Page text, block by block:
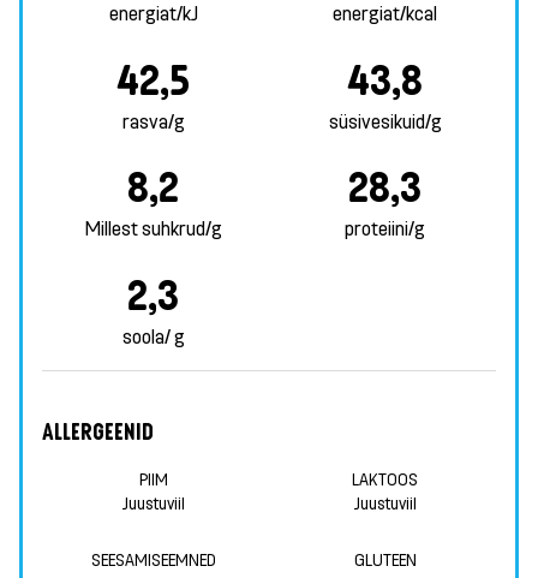
energiat/kJ energiat/kcal
42,5
rasva/g
43,8
süsivesikuid/g
8,2
Millest suhkrud/g
28,3
proteiini/g
2,3
soola/ g
ALLERGEENID
PIIM
Juustuviil
LAKTOOS
Juustuviil
SEESAMISEEMNED
GLUTEEN